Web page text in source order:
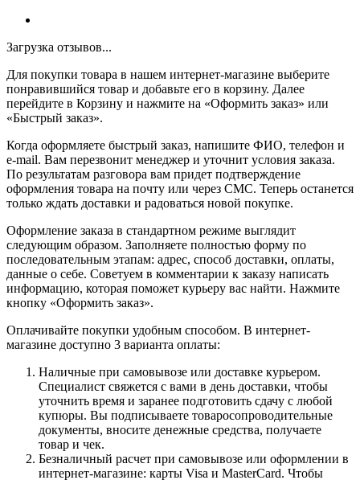
Загрузка отзывов...
Для покупки товара в нашем интернет-магазине выберите
понравившийся товар и добавьте его в корзину. Далее
перейдите в Корзину и нажмите на «Оформить заказ» или
«Быстрый заказ».
Когда оформляете быстрый заказ, напишите ФИО, телефон и
e-mail. Вам перезвонит менеджер и уточнит условия заказа.
По результатам разговора вам придет подтверждение
оформления товара на почту или через СМС. Теперь останется
только ждать доставки и радоваться новой покупке.
Оформление заказа в стандартном режиме выглядит
следующим образом. Заполняете полностью форму по
последовательным этапам: адрес, способ доставки, оплаты,
данные о себе. Советуем в комментарии к заказу написать
информацию, которая поможет курьеру вас найти. Нажмите
кнопку «Оформить заказ».
Оплачивайте покупки удобным способом. В интернет-
магазине доступно 3 варианта оплаты:
Наличные при самовывозе или доставке курьером.
Специалист свяжется с вами в день доставки, чтобы
уточнить время и заранее подготовить сдачу с любой
купюры. Вы подписываете товаросопроводительные
документы, вносите денежные средства, получаете
товар и чек.
Безналичный расчет при самовывозе или оформлении в
интернет-магазине: карты Visa и MasterCard. Чтобы